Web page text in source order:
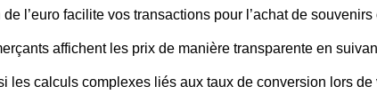
de l’euro facilite vos transactions pour l’achat de
affichent les prix de manière transparente en
les calculs complexes liés aux taux de conversion lors de